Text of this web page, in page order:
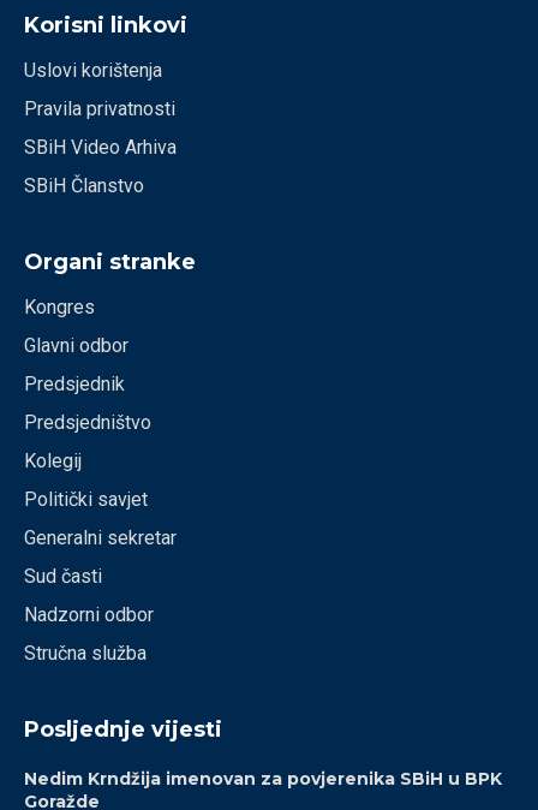
Korisni linkovi
Uslovi korištenja
Pravila privatnosti
SBiH Video Arhiva
SBiH Članstvo
Organi stranke
Kongres
Glavni odbor
Predsjednik
Predsjedništvo
Kolegij
Politički savjet
Generalni sekretar
Sud časti
Nadzorni odbor
Stručna služba
Posljednje vijesti
Nedim Krndžija imenovan za povjerenika SBiH u BPK
Goražde